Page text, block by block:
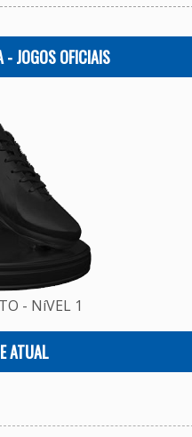
- JOGOS OFICIAIS
- NíVEL 1
ATUAL